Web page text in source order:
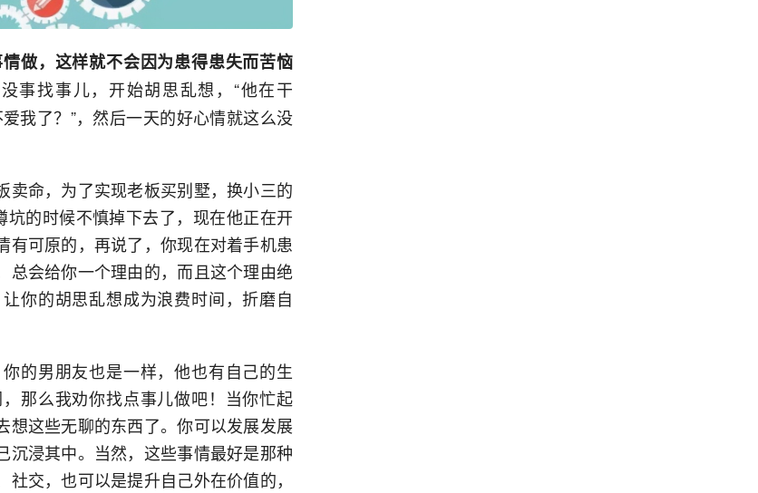
做，这样就不会因为患得患失而苦恼
事找事儿，开始胡思乱想，“他在干
我了？”，然后一天的好心情就这么没
命，为了实现老板买别墅，换小三的
的时候不慎掉下去了，现在他正在开
可原的，再说了，你现在对着手机患
总会给你一个理由的，而且这个理由绝
你的胡思乱想成为浪费时间，折磨自
的男朋友也是一样，他也有自己的生
那么我劝你找点事儿做吧！当你忙起
想这些无聊的东西了。你可以发展发展
沉浸其中。当然，这些事情最好是那种
交，也可以是提升自己外在价值的，